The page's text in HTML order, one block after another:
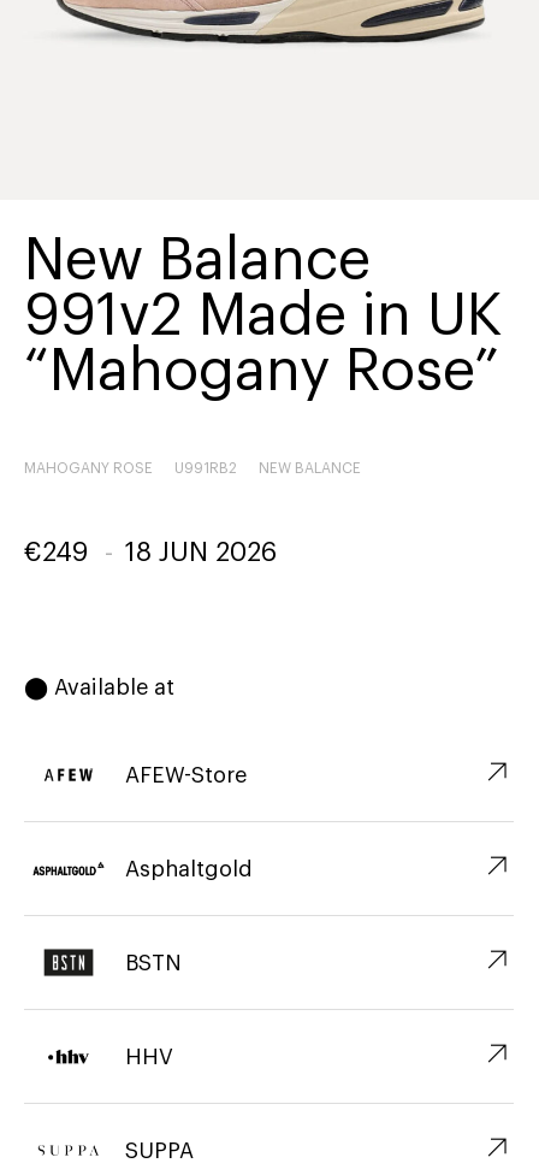
New Balance
991v2 Made in UK
“Mahogany Rose”
MAHOGANY ROSE U991RB2 NEW BALANCE
€249 - 18 JUN 2026
⬤ Available at
AFEW-Store ↗︎
Asphaltgold ↗︎
BSTN ↗︎
HHV ↗︎
SUPPA ↗︎